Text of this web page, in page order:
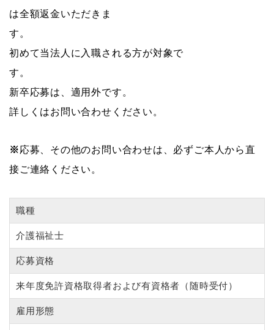
は全額返金いただきま
す
初めて当法人に入職される方が対象で
す
新卒応募は、適用外です。
詳しくはお問い合わせください。
※応募、その他のお問い合わせは、必ずご本人から直
接ご連絡ください。
職種
介護福祉士
応募資格
来年度免許資格取得者および有資格者（随時受付）
雇用形態